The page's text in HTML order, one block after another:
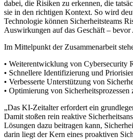
dabei, die Risiken zu erkennen, die
sie in den richtigen Kontext. So wird
Technologie können Sicherheitsteams
Auswirkungen auf das Geschäft –
Im Mittelpunkt der Zusammenarbeit
• Weiterentwicklung von Cybersecurity
• Schnellere Identifizierung und
• Verbesserte Unterstützung von
• Optimierung von
„Das KI-Zeitalter erfordert ein
Damit stoßen rein reaktive
Lösungen dazu beitragen kann,
darin liegt der Kern eines proaktiven